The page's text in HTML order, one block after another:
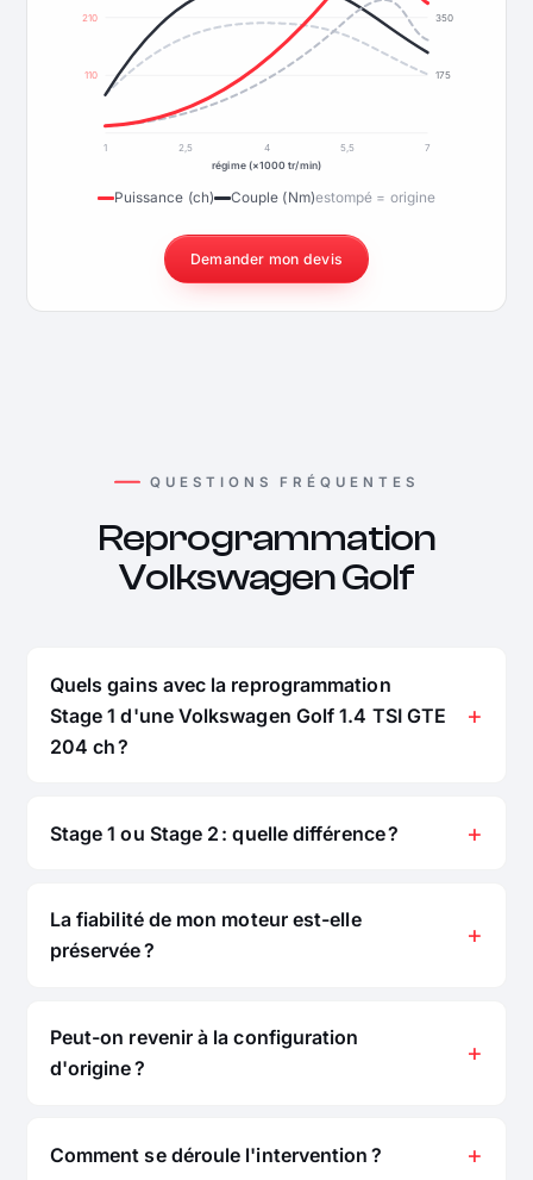
110
210
175
350
1 2,5 4 5,5
7
régime (×1000 tr/min)
Puissance (ch) Couple (Nm)estompé = origine
Demander mon devis
QUESTIONS FRÉQUENTES
Reprogrammation
Volkswagen Golf
Quels gains avec la reprogrammation
Stage 1 d'une Volkswagen Golf 1.4 TSI GTE
204 ch ?
Stage 1 ou Stage 2 : quelle différence ?
La fiabilité de mon moteur est-elle
préservée ?
Peut-on revenir à la configuration
d'origine ?
Comment se déroule l'intervention ?